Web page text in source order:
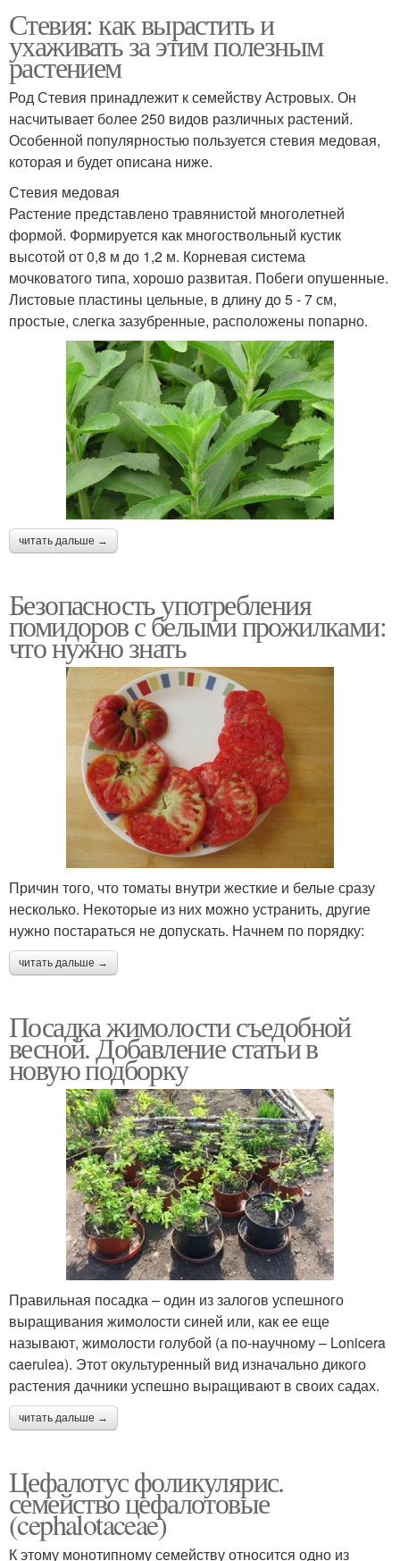
Стевия: как вырастить и
ухаживать за этим полезным
растением
Род Стевия принадлежит к семейству Астровых. Он
насчитывает более 250 видов различных растений.
Особенной популярностью пользуется стевия медовая,
которая и будет описана ниже.
Стевия медовая
Растение представлено травянистой многолетней
формой. Формируется как многоствольный кустик
высотой от 0,8 м до 1,2 м. Корневая система
мочковатого типа, хорошо развитая. Побеги опушенные.
Листовые пластины цельные, в длину до 5 - 7 см,
простые, слегка зазубренные, расположены попарно.
читать дальше →
Безопасность употребления
помидоров с белыми прожилками:
что нужно знать
Причин того, что томаты внутри жесткие и белые сразу
несколько. Некоторые из них можно устранить, другие
нужно постараться не допускать. Начнем по порядку:
читать дальше →
Посадка жимолости съедобной
весной. Добавление статьи в
новую подборку
Правильная посадка – один из залогов успешного
выращивания жимолости синей или, как ее еще
называют, жимолости голубой (а по-научному – Lonicera
caerulea). Этот окультуренный вид изначально дикого
растения дачники успешно выращивают в своих садах.
читать дальше →
Цефалотус фоликулярис.
семейство цефалотовые
(cephalotaceae)
К этому монотипному семейству относится одно из